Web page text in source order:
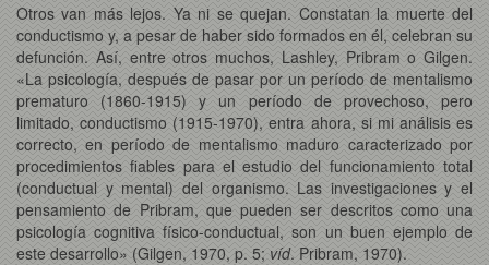
Otros van más lejos. Ya ni se quejan. Constatan la muerte del
conductismo y, a pesar de haber sido formados en él, celebran su
defunción. Así, entre otros muchos, Lashley, Pribram o Gilgen.
«La psicología, después de pasar por un período de mentalismo
prematuro (1860-1915) y un período de provechoso, pero
limitado, conductismo (1915-1970), entra ahora, si mi análisis es
correcto, en período de mentalismo maduro caracterizado por
procedimientos fiables para el estudio del funcionamiento total
(conductual y mental) del organismo. Las investigaciones y el
pensamiento de Pribram, que pueden ser descritos como una
psicología cognitiva físico-conductual, son un buen ejemplo de
este desarrollo» (Gilgen, 1970, p. 5; víd. Pribram, 1970).